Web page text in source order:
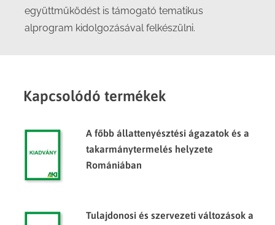
együttműködést is támogató tematikus
alprogram kidolgozásával felkészülni.
Kapcsolódó termékek
A főbb állattenyésztési ágazatok és a
takarmánytermelés helyzete
Romániában
Tulajdonosi és szervezeti változások a